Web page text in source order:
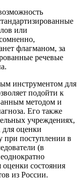
или
флагманом, за
речевые
инструментом для
подойти к
методом и
Его также
учреждениях,
оценки
при поступлении в
(в
состояния
из России.